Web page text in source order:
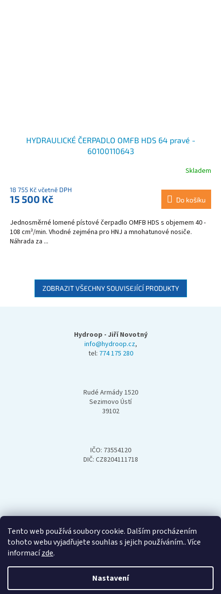
Tento web používá soubory cookie. Dalším procházením
tohoto webu vyjadřujete souhlas s jejich používáním.. Více
informacízde.
Nastavení
HYDRAULICKÉ ČERPADLO OMFB HDS 64 pravé -
60100110643
Skladem
18 755 Kč včetně DPH
15 500 Kč Do košíku
Jednosměrné lomené pístové čerpadlo OMFB HDS s objemem 40 -
108 cm³/min. Vhodné zejména pro HNJ a mnohatunové nosiče.
Náhrada za ...
ZOBRAZIT VŠECHNY SOUVISEJÍCÍ PRODUKTY
Hydroop - Jiří Novotný
info@hydroop.cz,
tel: 774 175 280
Rudé Armády 1520
Sezimovo Ústí
39102
IČO: 73554120
DIČ: CZ8204111718
Vytvořil Shoptet